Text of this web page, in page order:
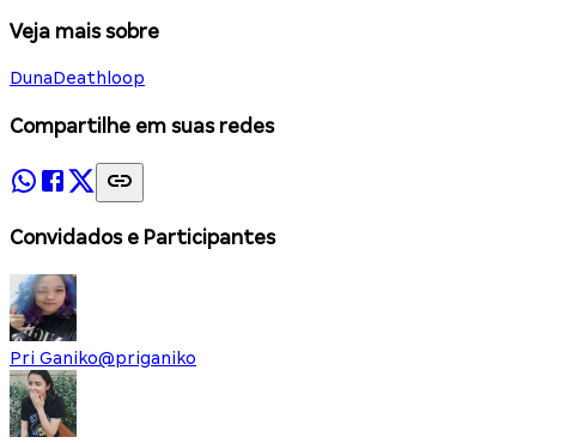
Veja mais sobre
DunaDeathloop
Compartilhe em suas redes
Convidados e Participantes
Pri Ganiko@priganiko